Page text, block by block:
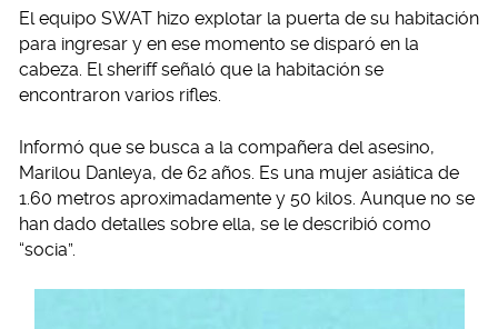
El equipo SWAT hizo explotar la puerta de su habitación
para ingresar y en ese momento se disparó en la
cabeza. El sheriff señaló que la habitación se
encontraron varios rifles.
Informó que se busca a la compañera del asesino,
Marilou Danleya, de 62 años. Es una mujer asiática de
1.60 metros aproximadamente y 50 kilos. Aunque no se
han dado detalles sobre ella, se le describió como
“socia”.